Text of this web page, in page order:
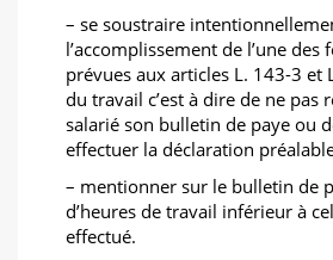
– se soustraire
l’accomplissement de l’une des
prévues aux articles L. 143-3 et
du travail c’est à dire de ne pas
salarié son bulletin de paye ou
effectuer la déclaration
– mentionner sur le bulletin de
d’heures de travail inférieur à
effectué.